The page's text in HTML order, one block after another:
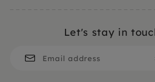
Let's stay in